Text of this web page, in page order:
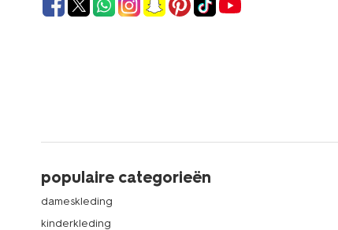
populaire categorieën
dameskleding
kinderkleding